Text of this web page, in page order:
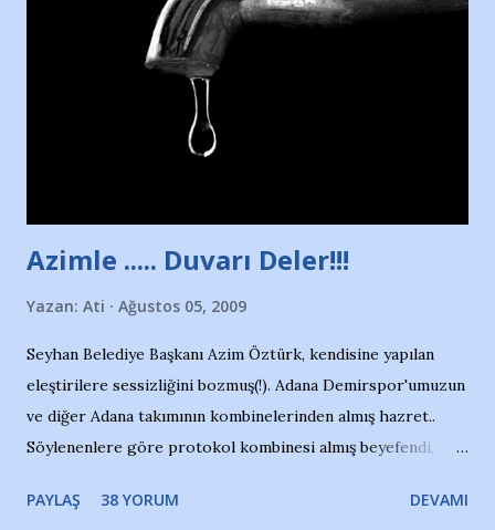
duruyor. Havuzun içinde Adana Demirspor Kulübü
yüzücüleri. Erkekler çoğunlukta. Küçük kız etrafına bakıyor.
Sadece 4 kız çocuğu var. Nesrin, Adana Demirspor’un 4
kızından biri oluyor o gün…Giriyor havuza. 1973 – 1975
Adana Nesrin, 16 yaşında. Yüzüyor. 7 yaşında girdiği
Türkiye 3.lüğü var. 17 yaşında mar...
Azimle ..... Duvarı Deler!!!
Yazan: Ati Ağustos 05, 2009
Seyhan Belediye Başkanı Azim Öztürk, kendisine yapılan
eleştirilere sessizliğini bozmuş(!). Adana Demirspor'umuzun
ve diğer Adana takımının kombinelerinden almış hazret..
Söylenenlere göre protokol kombinesi almış beyefendi,
ki kombineyi Bekir Başkan'dan alırken; dillere destan..
PAYLAŞ 38 YORUM DEVAMI